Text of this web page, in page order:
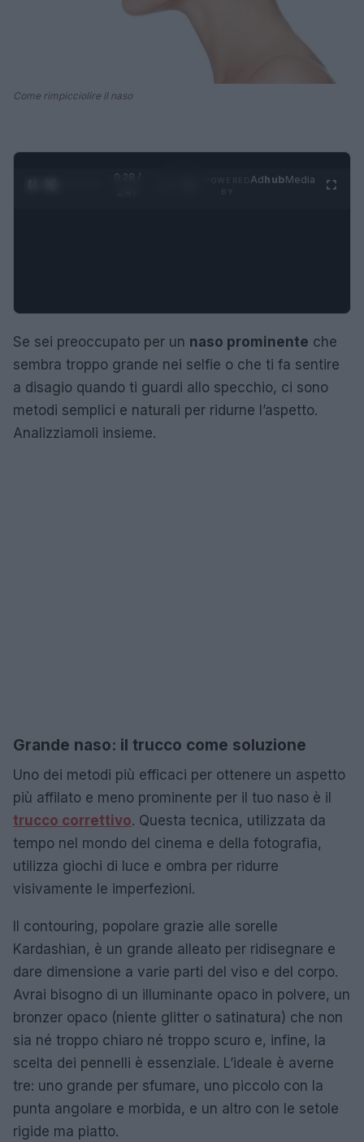
Come rimpicciolire il naso
0:29 /
AdhubMedia
Se sei preoccupato per un naso prominente che
sembra troppo grande nei selfie o che ti fa sentire
a disagio quando ti guardi allo specchio, ci sono
metodi semplici e naturali per ridurne l’aspetto.
Analizziamoli insieme.
Grande naso: il trucco come soluzione
Uno dei metodi più efficaci per ottenere un aspetto
più affilato e meno prominente per il tuo naso è il
trucco correttivo. Questa tecnica, utilizzata da
tempo nel mondo del cinema e della fotografia,
utilizza giochi di luce e ombra per ridurre
visivamente le imperfezioni.
Il contouring, popolare grazie alle sorelle
Kardashian, è un grande alleato per ridisegnare e
dare dimensione a varie parti del viso e del corpo.
Avrai bisogno di un illuminante opaco in polvere, un
bronzer opaco (niente glitter o satinatura) che non
sia né troppo chiaro né troppo scuro e, infine, la
scelta dei pennelli è essenziale. L’ideale è averne
tre: uno grande per sfumare, uno piccolo con la
punta angolare e morbida, e un altro con le setole
rigide ma piatto.